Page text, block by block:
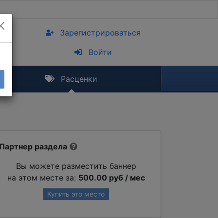
Зарегистрироваться
Войти
Расценки
Партнер раздела
Вы можете разместить баннер
на этом месте за: 500.00 руб / мес
Купить это место